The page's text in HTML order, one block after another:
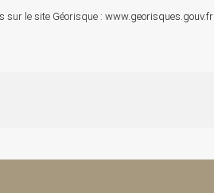
sur le site Géorisque : www.georisques.gouv.fr